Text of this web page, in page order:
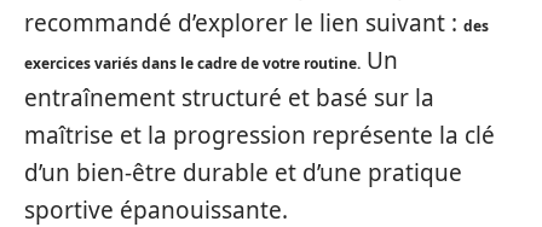
recommandé d’explorer le lien suivant : des
exercices variés dans le cadre de votre routine. Un
entraînement structuré et basé sur la
maîtrise et la progression représente la clé
d’un bien-être durable et d’une pratique
sportive épanouissante.